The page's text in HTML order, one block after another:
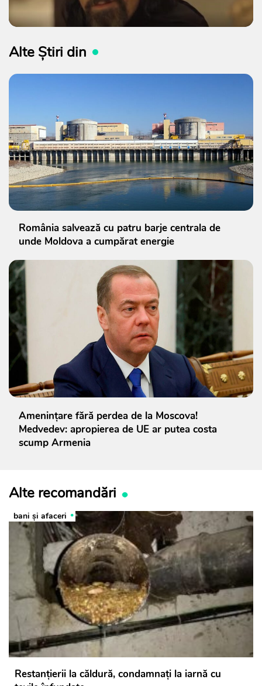
Alte Știri din
România salvează cu patru barje centrala de
unde Moldova a cumpărat energie
Amenințare fără perdea de la Moscova!
Medvedev: apropierea de UE ar putea costa
scump Armenia
Alte recomandări
bani și afaceri
Restanțierii la căldură, condamnați la iarnă cu